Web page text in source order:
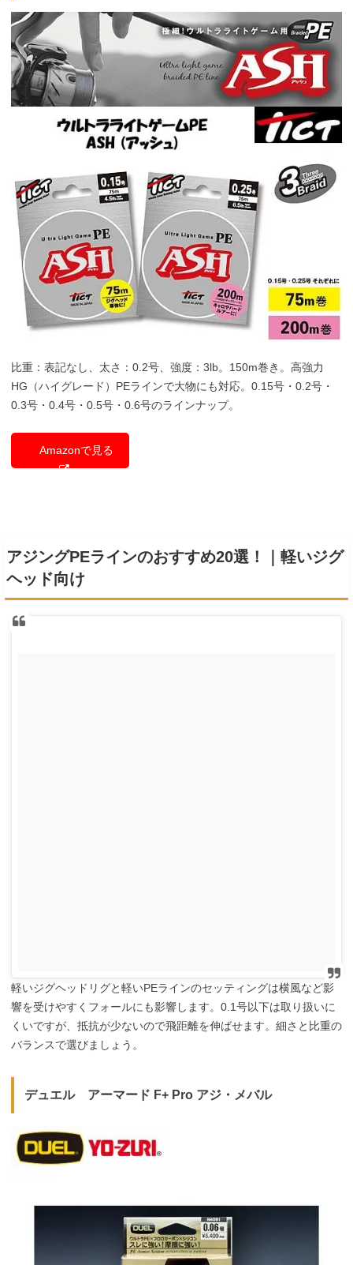
比重：表記なし、太さ：0.2号、強度：3lb。150m巻き。高強力
HG（ハイグレード）PEラインで大物にも対応。0.15号・0.2号・
0.3号・0.4号・0.5号・0.6号のラインナップ。
Amazonで見る
アジングPEラインのおすすめ20選！｜軽いジグ
ヘッド向け
軽いジグヘッドリグと軽いPEラインのセッティングは横風など影
響を受けやすくフォールにも影響します。0.1号以下は取り扱いに
くいですが、抵抗が少ないので飛距離を伸ばせます。細さと比重の
バランスで選びましょう。
デュエル アーマード F+ Pro アジ・メバル